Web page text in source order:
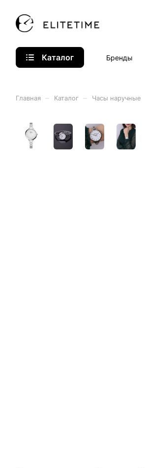
Каталог Бренды
Главная Каталог Часы наручные